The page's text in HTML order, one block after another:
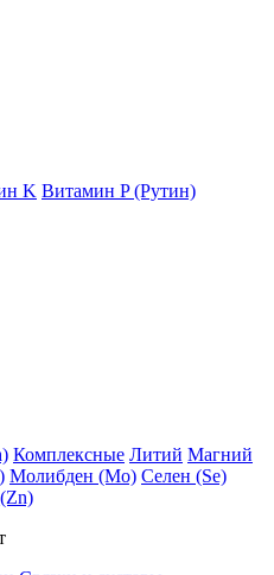
K Витамин P (Рутин)
Комплексные Литий Магний
Молибден (Мо) Селен (Se)